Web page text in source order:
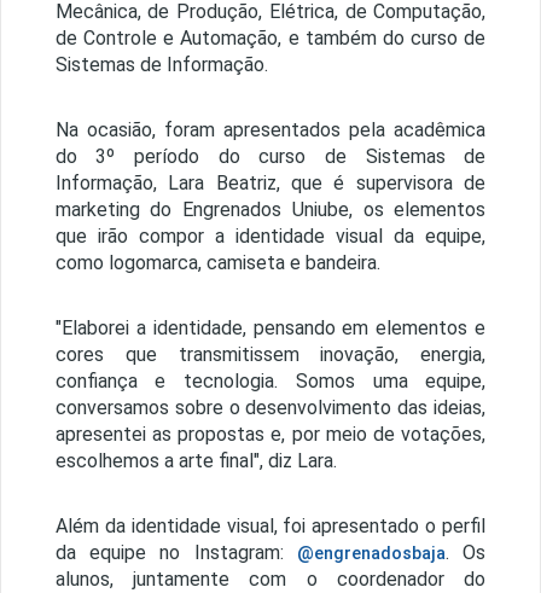
Mecânica, de Produção, Elétrica, de Computação,
de Controle e Automação, e também do curso de
Sistemas de Informação.
Na ocasião, foram apresentados pela acadêmica
do 3º período do curso de Sistemas de
Informação, Lara Beatriz, que é supervisora de
marketing do Engrenados Uniube, os elementos
que irão compor a identidade visual da equipe,
como logomarca, camiseta e bandeira.
"Elaborei a identidade, pensando em elementos e
cores que transmitissem inovação, energia,
confiança e tecnologia. Somos uma equipe,
conversamos sobre o desenvolvimento das ideias,
apresentei as propostas e, por meio de votações,
escolhemos a arte final", diz Lara.
Além da identidade visual, foi apresentado o perfil
da equipe no Instagram:
@engrenadosbaja. Os
alunos, juntamente com o coordenador do